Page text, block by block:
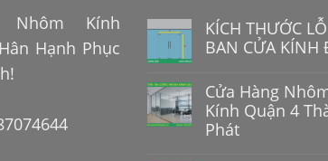
Nhôm Kính
Hạnh Phục
KÍCH THƯỚC LỖ
BAN CỬA KÍNH
Cửa Hàng
Kính Quận 4
Phát